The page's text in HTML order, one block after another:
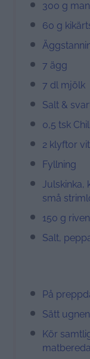
300 g
60 g
7 ägg
7 dl mjölk
Salt &
0,5 tsk
2 klyftor
Fyllning
Julskinka,
små
150 g
Salt,
På
Sätt ugnen
Kör